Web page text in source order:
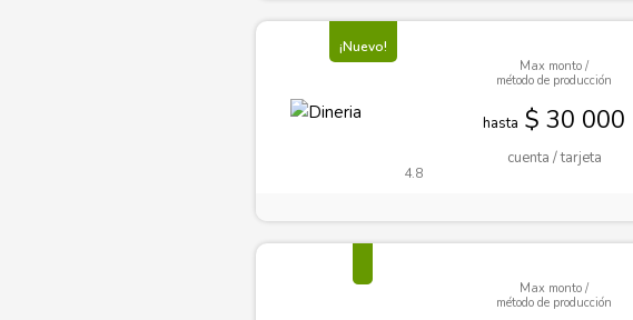
¡Nuevo!
4.8
Max monto /
método de producción
hasta $ 30 000
cuenta / tarjeta
Max monto /
método de producción